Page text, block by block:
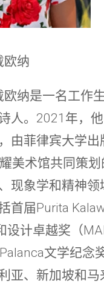
欧纳
欧纳是一名工作
人。2021年，
由菲律宾大学
美术馆共同策
现象学和精神
首届Purita
设计卓越奖（
文学纪念
亚、新加坡和